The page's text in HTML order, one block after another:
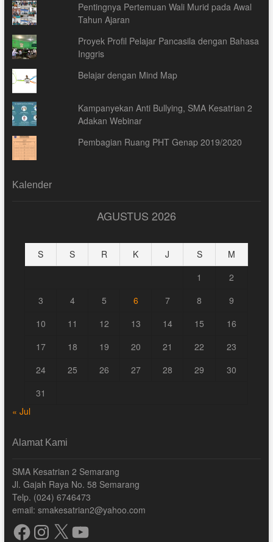
Pentingnya Pertemuan Wali Murid pada Awal
Tahun Ajaran
Proyek Profil Pelajar Pancasila dengan Bahasa
Inggris
Belajar dengan Mind Map
Kampanyekan Anti Bullying, SMA Kesatrian 2
Adakan Webinar
Pembagian Ruang PHT Genap 2019/2020
Kalender
AGUSTUS 2026
S S R K J S
M
1
2
3
4 5 6 7 8
9
10
11 12 13 14 15
16
17
18 19 20 21 22
23
24
25 26 27 28 29
30
31
« Jul
Alamat Kami
SMA Kesatrian 2 Semarang
Jl. Gajah Raya No. 58 Semarang
Telp. (024) 6746473
email: smakesatrian2@yahoo.com
FacebookInstagram
X YouTube